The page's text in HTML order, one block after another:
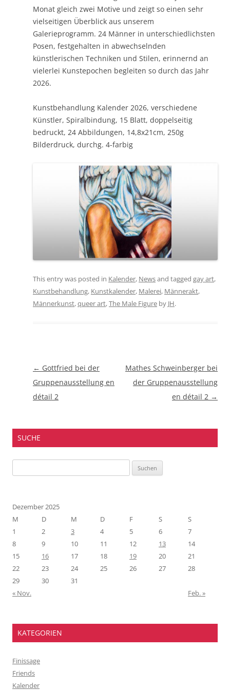
Monat gleich zwei Motive und zeigt so einen sehr
vielseitigen Überblick aus unserem
Galerieprogramm. 24 Männer in unterschiedlichsten
Posen, festgehalten in abwechselnden
künstlerischen Techniken und Stilen, erinnernd an
vielerlei Kunstepochen begleiten so durch das Jahr
2026.
Kunstbehandlung Kalender 2026, verschiedene
Künstler, Spiralbindung, 15 Blatt, doppelseitig
bedruckt, 24 Abbildungen, 14,8x21cm, 250g
Bilderdruck, durchg. 4-farbig
This entry was posted in Kalender, Newsand tagged gay art,
Kunstbehandlung, Kunstkalender, Malerei, Männerakt,
Männerkunst,queer art,The Male Figure by JH.
Beitragsnavigation
← Gottfried bei der
Gruppenausstellung en
détail 2
Mathes Schweinberger bei
der Gruppenausstellung
en détail 2 →
SUCHE
nach:
Dezember 2025
M
D M D F S
S
1
2 3 4 5 6
7
8
9 10 11 12 13
14
15
16 17 18 19 20
21
22
23 24 25 26 27
28
29
30
31
« Nov.
Feb. »
KATEGORIEN
Finissage
Friends
Kalender